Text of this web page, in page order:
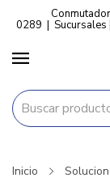
0289 | Sucursales |
Inicio